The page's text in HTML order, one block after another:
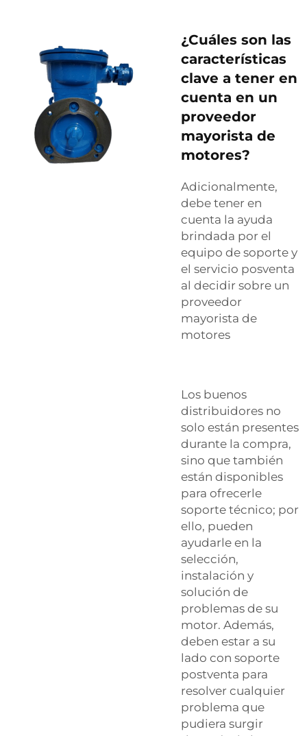
¿Cuáles son las
características
clave a tener en
cuenta en un
proveedor
mayorista de
motores?
Adicionalmente,‍‌‍‍‌‍‌‍‍‌
debe tener en
cuenta la ayuda
brindada por el
equipo de soporte y
el servicio posventa
al decidir sobre un
proveedor
mayorista de
motores
Los buenos
distribuidores no
solo están presentes
durante la compra,
sino que también
están disponibles
para ofrecerle
soporte técnico; por
ello, pueden
ayudarle en la
selección,
instalación y
solución de
problemas de su
motor. Además,
deben estar a su
lado con soporte
postventa para
resolver cualquier
problema que
pudiera surgir